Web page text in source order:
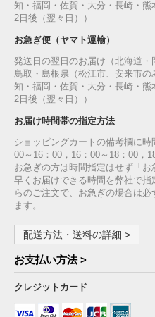
知・福岡・佐賀・大分・長崎・
2日後（翌々日））
お急ぎ便（ヤマト運輸）
発送日の翌日のお届け（北海道・
鳥取・島根県（松江市、安来市
知・福岡・佐賀・大分・長崎・
2日後（翌々日））
お届け時間帯の指定方法
ショッピングカートの備考欄に時
00～16：00，16：00～18：00，
お急ぎの方は時間指定はせず「
早くお届けできる時間を弊社で
らのご注文で、お急ぎの場合は
ます。
配送方法・送料の詳細 >
お支払い方法 >
クレジットカード